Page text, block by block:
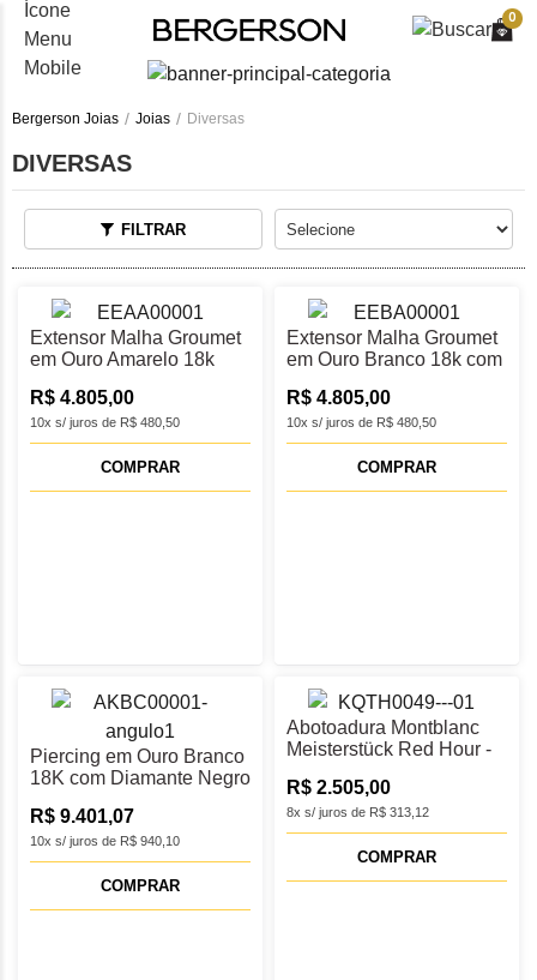
0
Bergerson Joias Joias Diversas
DIVERSAS
FILTRAR
Extensor Malha Groumet
em Ouro Amarelo 18k
2cm
10x s/ juros de R$ 480,50
R$ 4.805,00
COMPRAR
Extensor Malha Groumet
em Ouro Branco 18k com
Mosquetão – 2 cm
10x s/ juros de R$ 480,50
R$ 4.805,00
COMPRAR
Piercing em Ouro Branco
18K com Diamante Negro
10x s/ juros de R$ 940,10
R$ 9.401,07
COMPRAR
Abotoadura Montblanc
Meisterstück Red Hour -
8x s/ juros de R$ 313,12
R$ 2.505,00
COMPRAR